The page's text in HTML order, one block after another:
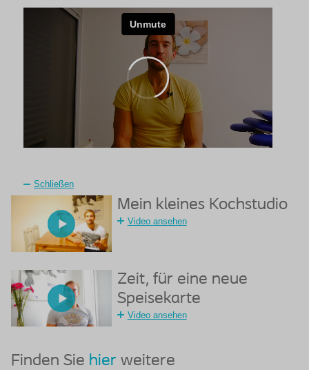
Schließen
Mein kleines Kochstudio
Video ansehen
Zeit, für eine neue
Speisekarte
Video ansehen
Finden Sie hier weitere